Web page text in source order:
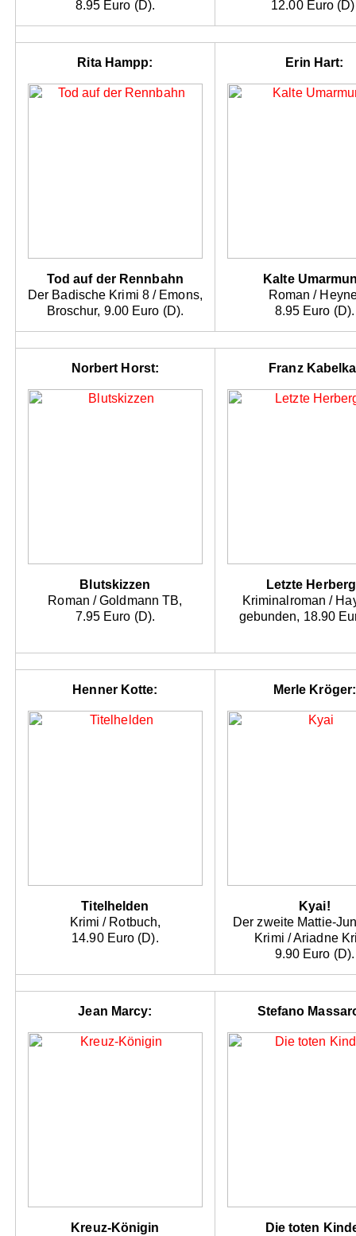
8.95 Euro (D). 12.00 Euro
Rita Hampp:
Tod auf der Rennbahn
Der Badische Krimi 8 / Emons,
Broschur, 9.00 Euro (D).
Erin Hart:
Kalte
Roman /
8.95 Euro (D).
Norbert Horst:
Blutskizzen
Roman / Goldmann TB,
7.95 Euro (D).
Franz
Letzte
Kriminalroman /
gebunden, 18.90
Henner Kotte:
Titelhelden
Krimi / Rotbuch,
14.90 Euro (D).
Merle Kröger:
Kyai!
Der zweite Mattie-
Krimi / Ariadne
9.90 Euro (D).
Jean Marcy:
Kreuz-Königin
Stefano
Die toten